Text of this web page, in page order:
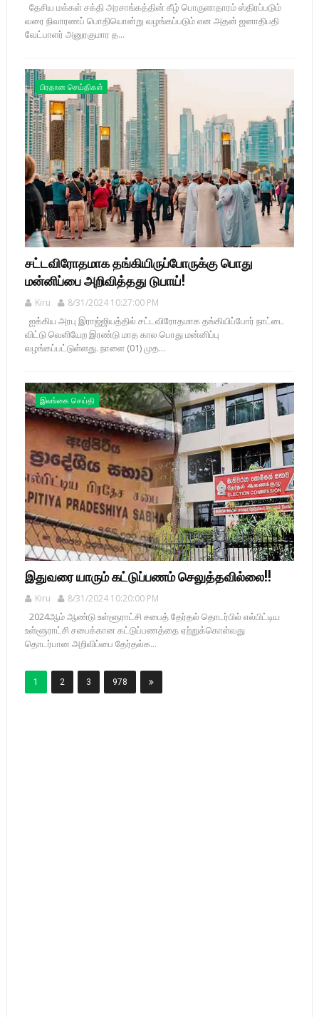
தேசிய மக்கள் சக்தி அரசாங்கத்தின் கீழ் பொருளாதாரம் ஸ்திரப்படும்
வரை நிவாரணப் பொதியொன்று வழங்கப்படும் என அதன் ஜனாதிபதி
வேட்பாளர் அனுரகுமார த...
பிரதான செய்திகள்
சட்டவிரோதமாக தங்கியிருப்போருக்கு பொது
மன்னிப்பை அறிவித்தது டுபாய்!
Kiru 8/31/2024 10:27:00 PM
ஐக்கிய அரபு இராஜ்ஜியத்தில் சட்டவிரோதமாக தங்கியிப்போர் நாட்டை
விட்டு வெளியேற இரண்டு மாத கால பொது மன்னிப்பு
வழங்கப்பட்டுள்ளது. நாளை (01) முத...
இலங்கை செய்தி
இதுவரை யாரும் கட்டுப்பணம் செலுத்தவில்லை!!
Kiru 8/31/2024 10:20:00 PM
2024ஆம் ஆண்டு உள்ளூராட்சி சபைத் தேர்தல் தொடர்பில் எல்பிட்டிய
உள்ளூராட்சி சபைக்கான கட்டுப்பணத்தை ஏற்றுக்கொள்வது
தொடர்பான அறிவிப்பை தேர்தல்க...
1 2 3 978